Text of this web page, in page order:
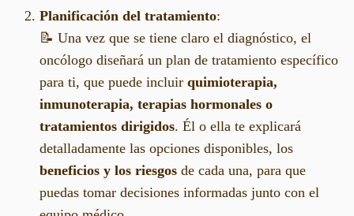
Planificación del tratamiento:
📝 Una vez que se tiene claro el diagnóstico, el
oncólogo diseñará un plan de tratamiento específico
para ti, que puede incluir quimioterapia,
inmunoterapia, terapias hormonales o
tratamientos dirigidos. Él o ella te explicará
detalladamente las opciones disponibles, los
beneficios y los riesgos de cada una, para que
puedas tomar decisiones informadas junto con el